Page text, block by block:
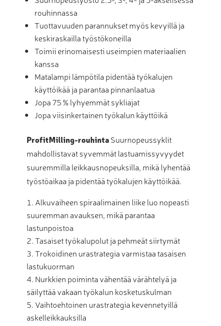
rouhinnassa
Tuottavuuden parannukset myös kevyillä ja
keskiraskailla työstökoneilla
Toimii erinomaisesti useimpien materiaalien
kanssa
Matalampi lämpötila pidentää työkalujen
käyttöikää ja parantaa pinnanlaatua
Jopa 75 % lyhyemmät sykliajat
Jopa viisinkertainen työkalun käyttöikä
ProfitMilling-rouhintaSuurnopeussyklit
mahdollistavat syvemmät lastuamissyvyydet
suuremmilla leikkausnopeuksilla, mikä lyhentää
työstöaikaa ja pidentää työkalujen käyttöikää.
Alkuvaiheen spiraalimainen liike luo nopeasti
suuremman avauksen, mikä parantaa
lastunpoistoa
Tasaiset työkalupolut ja pehmeät siirtymät
Trokoidinen urastrategia varmistaa tasaisen
lastukuorman
Nurkkien poiminta vähentää värähtelyä ja
säilyttää vakaan työkalun kosketuskulman
Vaihtoehtoinen urastrategia kevennetyillä
askelleikkauksilla